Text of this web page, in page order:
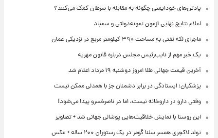
پادتن‌های خودایمنی چگونه به مقابله با سرطان کمک می‌کنند؟
اعلام نتایج نهایی آزمون نمونه‌دولتی و سمپاد
ماجرای لکه نفتی به مساحت ۳۹۰ کیلومتر مربع در نزدیکی عمان
یک خبر مهم از نایب‌رئیس مجلس درباره قانون مهریه
آخرین قیمت جهانی طلا امروز دوشنبه ۱۹ مرداد اعلام شد
پزشکیان: ایستادگی در برابر دشمنان جز با همدلی ممکن نیست
وقتی دارو در داروخانه نیست، اما در ناصرخسرو پیدا می‌شود!
این روستا با نمایش خلاقیت‌هایی پوشالی جهانی شد + تصاویر
تولد لاکچری همسر سلنا گومز در یک رستوران ۲۰۰ ساله + عکس